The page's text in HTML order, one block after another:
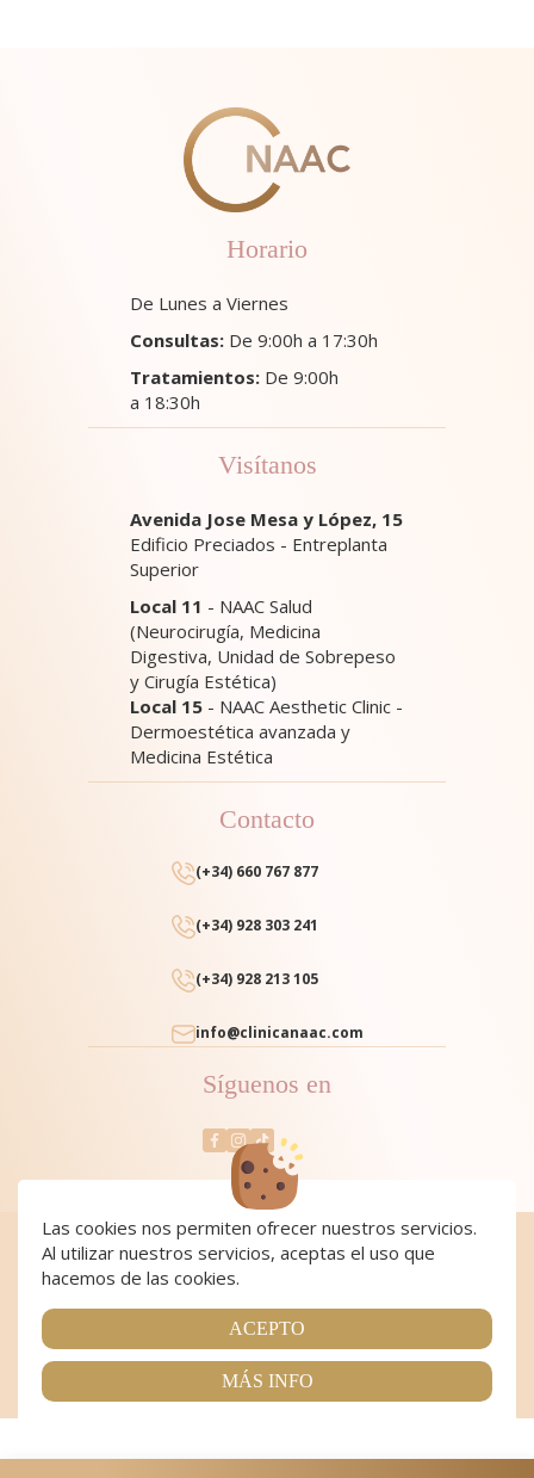
Las cookies nos permiten ofrecer nuestros servicios.
Al utilizar nuestros servicios, aceptas el uso que
hacemos de las cookies.
ACEPTO
MÁS INFO
Horario
De Lunes a Viernes
Consultas: De 9:00h a 17:30h
Tratamientos: De 9:00h
a 18:30h
Visítanos
Avenida Jose Mesa y López, 15
Edificio Preciados - Entreplanta
Superior
Local 11 - NAAC Salud
(Neurocirugía, Medicina
Digestiva, Unidad de Sobrepeso
y Cirugía Estética)
Local 15 - NAAC Aesthetic Clinic -
Dermoestética avanzada y
Medicina Estética
Contacto
(+34) 660 767 877
(+34) 928 303 241
(+34) 928 213 105
info@clinicanaac.com
Síguenos en
Cookies| Cookies policy|Aviso Legal y Política de Privacidad
Condiciones de compra
Página realizada porWeb Las Palmas